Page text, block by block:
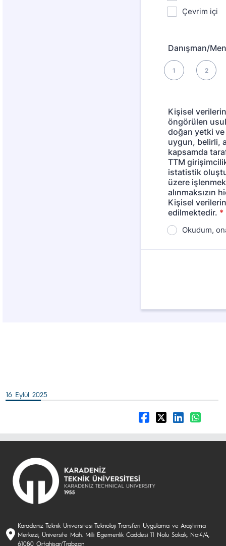
16 Eylül 2025
Karadeniz Teknik Üniversitesi Teknoloji Transferi Uygulama ve Araştırma
Merkezi, Üniversite Mah. Milli Egemenlik Caddesi 11 Nolu Sokak, No:4/4,
61080 Ortahisar/Trabzon